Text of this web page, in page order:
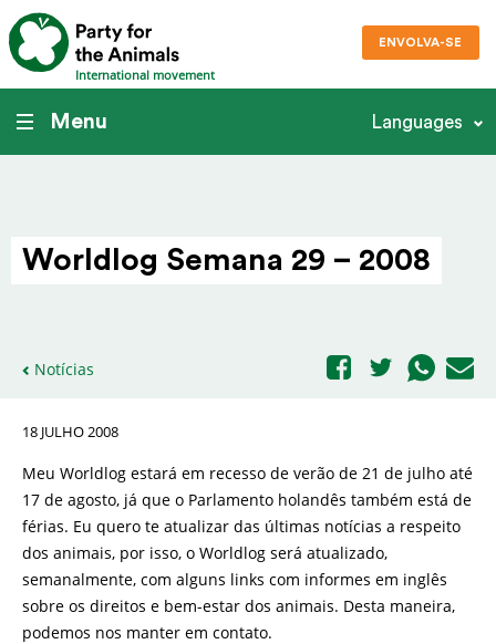
International movement
ENVOLVA-SE
Menu Languages
Worldlog Semana 29 – 2008
Notícias
18 JULHO 2008
Meu Worldlog estará em recesso de verão de 21 de julho até
17 de agosto, já que o Parlamento holandês também está de
férias. Eu quero te atualizar das últimas notícias a respeito
dos animais, por isso, o Worldlog será atualizado,
semanalmente, com alguns links com informes em inglês
sobre os direitos e bem-estar dos animais. Desta maneira,
podemos nos manter em contato.